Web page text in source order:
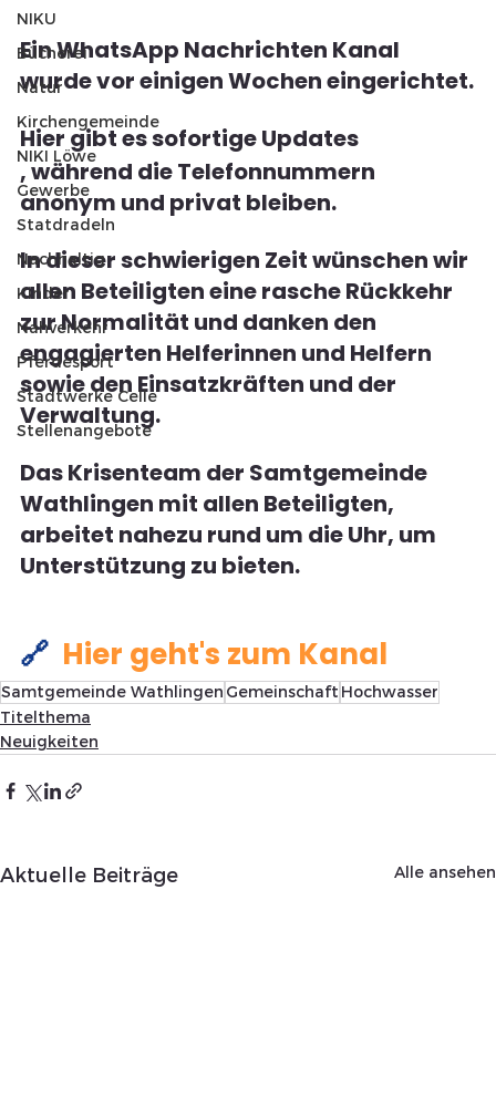
NIKU
Bücherei
Natur
Kirchengemeinde
NIKI Löwe
Gewerbe
Statdradeln
Nachhaltig
Kinder
Nahverkehr
Pferdesport
Stadtwerke Celle
Stellenangebote
Ein WhatsApp Nachrichten Kanal
wurde vor einigen Wochen eingerichtet.
Hier gibt es sofortige Updates
, während die Telefonnummern
anonym und privat bleiben.
In dieser schwierigen Zeit wünschen wir
allen Beteiligten eine rasche Rückkehr
zur Normalität und danken den
engagierten Helferinnen und Helfern
sowie den Einsatzkräften und der
Verwaltung.
Das Krisenteam der Samtgemeinde
Wathlingen mit allen Beteiligten,
arbeitet nahezu rund um die Uhr, um
Unterstützung zu bieten.
🔗 Hier geht's zum Kanal
Samtgemeinde Wathlingen Gemeinschaft Hochwasser
Titelthema
Neuigkeiten
Aktuelle Beiträge Alle ansehen